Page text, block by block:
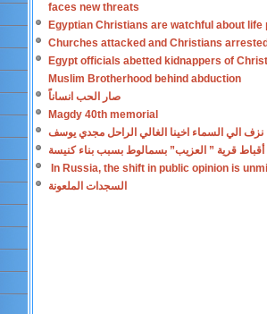
faces new threats
Egyptian Christians are watchful about life
Churches attacked and Christians
Egypt officials abetted kidnappers of
Muslim Brotherhood behind abduction
صار الحب انساناً
Magdy 40th memorial
نزف الي السماء اخينا الغالي الراحل مجدي يوسف
أقباط قرية ” العزيب” بسمالوط بسبب بناء كنيسة
In Russia, the shift in public opinion is
السجدات الملعونة